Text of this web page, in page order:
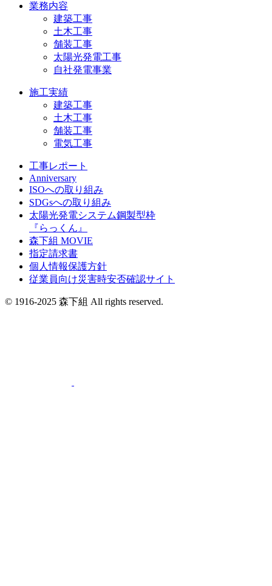
業務内容
建築工事
土木工事
舗装工事
太陽光発電工事
自社発電事業
施工実績
建築工事
土木工事
舗装工事
電気工事
工事レポート
Anniversary
ISOへの取り組み
SDGsへの取り組み
太陽光発電システム鋼製型枠
『らっくん』
森下組 MOVIE
指定請求書
個人情報保護方針
従業員向け災害時安否確認サイト
© 1916-2025 森下組 All rights reserved.